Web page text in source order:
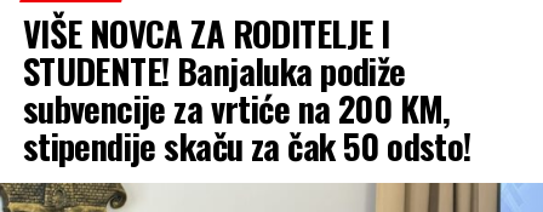
Najvažnije je, dodaje on, da pamtimo i čuvamo sjećanje,
ali isto tako imamo obavezu da institucionalno i
sistemski rješavamo preostala životna pitanja prognanih
VIŠE NOVCA ZA RODITELJE I
STUDENTE! Banjaluka podiže
subvencije za vrtiće na 200 KM,
stipendije skaču za čak 50 odsto!